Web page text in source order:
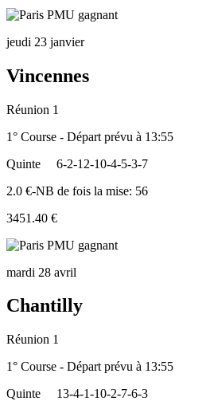
jeudi 23 janvier
Vincennes
Réunion 1
1° Course - Départ prévu à 13:55
Quinte
6-2-12-10-4-5-3-7
2.0 €-NB de fois la mise: 56
3451.40 €
mardi 28 avril
Chantilly
Réunion 1
1° Course - Départ prévu à 13:55
Quinte
13-4-1-10-2-7-6-3